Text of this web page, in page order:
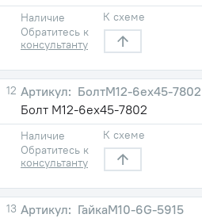
Наличие
Обратитесь к
консультанту
К схеме
12
БолтМ12-6ех45-7802
Болт М12-6ех45-7802
Наличие
Обратитесь к
консультанту
К схеме
13
ГайкаМ10-6G-5915